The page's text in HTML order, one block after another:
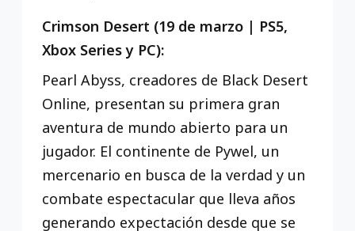
Crimson Desert (19 de marzo | PS5,
Xbox Series y PC):
Pearl Abyss, creadores de Black Desert
Online, presentan su primera gran
aventura de mundo abierto para un
jugador. El continente de Pywel, un
mercenario en busca de la verdad y un
combate espectacular que lleva años
generando expectación desde que se